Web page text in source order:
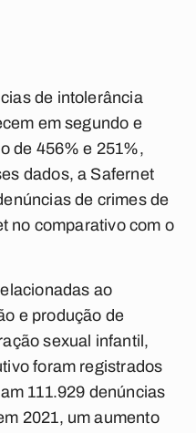
de intolerância
em segundo e
de 456% e 251%,
dados, a Safernet
de crimes de
no comparativo com o
ao
e produção de
sexual infantil,
foram registrados
111.929 denúncias
2021, um aumento